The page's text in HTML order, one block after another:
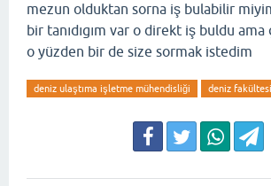
mezun olduktan sorna iş bulabilir
bir tanıdıgım var o direkt iş buldu ama
o yüzden bir de size sormak istedim
deniz ulaştıma işletme mühendisliği deniz fakültesi